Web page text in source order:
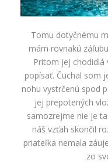
Tomu dotyčnému
mám rovnakú
Pritom jej chodidlá
popísať. Čuchal som
nohu vystrčenú spod
jej prepotených
samozrejme nie je
náš vzťah skončil
priateľka nemala
zo